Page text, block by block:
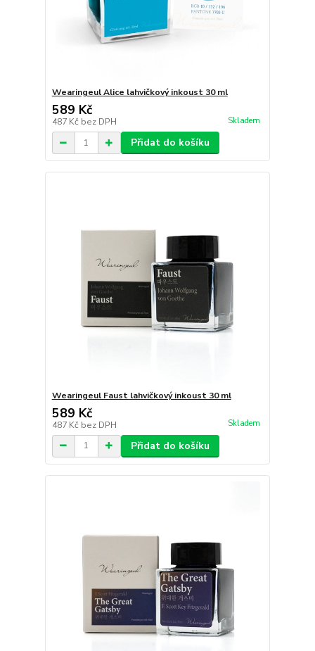
Wearingeul Alice lahvičkový inkoust 30 ml
589 Kč
487 Kč bez DPH Skladem
Přidat do košíku
Wearingeul Faust lahvičkový inkoust 30 ml
589 Kč
487 Kč bez DPH Skladem
Přidat do košíku